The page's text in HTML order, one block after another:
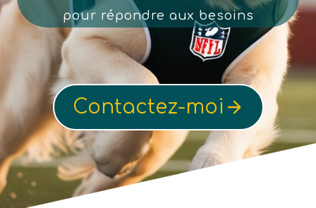
pour répondre aux besoins
Contactez-moi